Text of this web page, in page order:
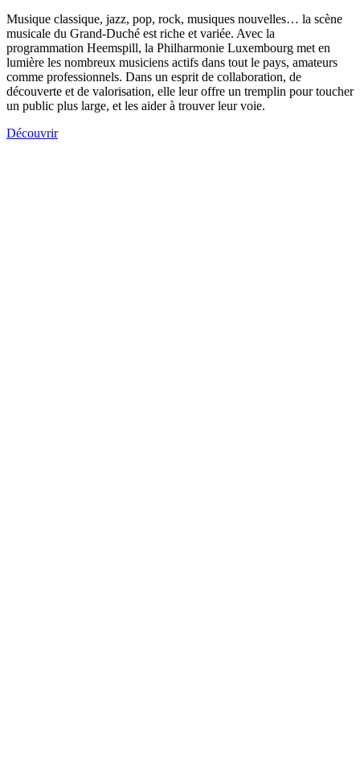
Musique classique, jazz, pop, rock, musiques nouvelles… la scène
musicale du Grand-Duché est riche et variée. Avec la
programmation Heemspill, la Philharmonie Luxembourg met en
lumière les nombreux musiciens actifs dans tout le pays, amateurs
comme professionnels. Dans un esprit de collaboration, de
découverte et de valorisation, elle leur offre un tremplin pour toucher
un public plus large, et les aider à trouver leur voie.
Découvrir